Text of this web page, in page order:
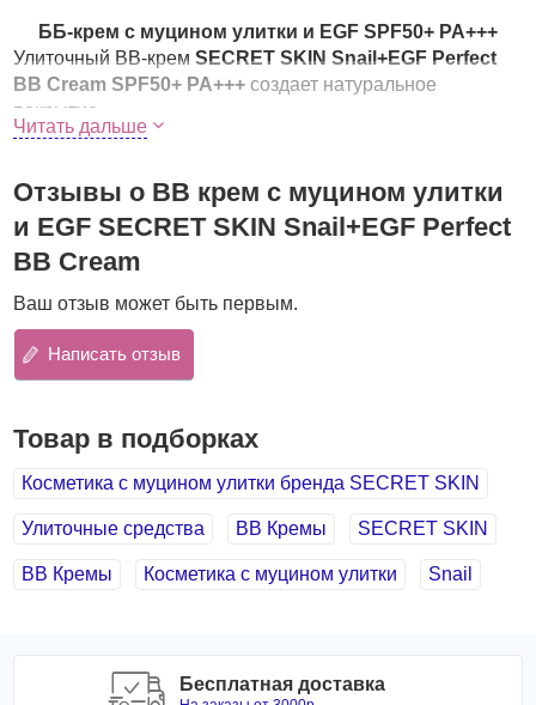
ББ-крем с муцином улитки и EGF SPF50+ PA+++
Улиточный BB-кремSECRET SKIN Snail+EGF Perfect
BB Cream SPF50+ PA+++создает натуральное
покрытие.
прекрасно маскируя недостатки;
увлажняет и успокаивает кожу, способствует
заживлению воспалений, уменьшает покраснения;
мягкая и бархатистая
выпускается в одном универсальном бежевом
оттенке.
Муцин улиткиэффективно борется с ранним
старением и увяданием кожи, активизирует
обновление клеток. Кожа становится упругой и
EGFстимулирует рост и регенерацию клеток кожи,
улучшает цвет лица, питает кожу, восстанавливает
упругость и увеличивает ее защитные свойства,
звездочки на лице.
Экстракт ромашкиимеет антисептические свойства,
Читать дальше
Отзывы о BB крем с муцином улитки
и EGF SECRET SKIN Snail+EGF Perfect
BB Cream
Ваш отзыв может быть первым.
Написать отзыв
Товар в подборках
Косметика с муцином улитки бренда SECRET SKIN
Улиточные средства BB Кремы SECRET SKIN
BB Кремы Косметика с муцином улитки Snail
Бесплатная доставка